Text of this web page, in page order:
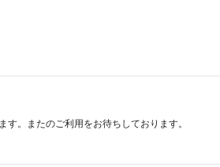
。またのご利用をお待ちしております。